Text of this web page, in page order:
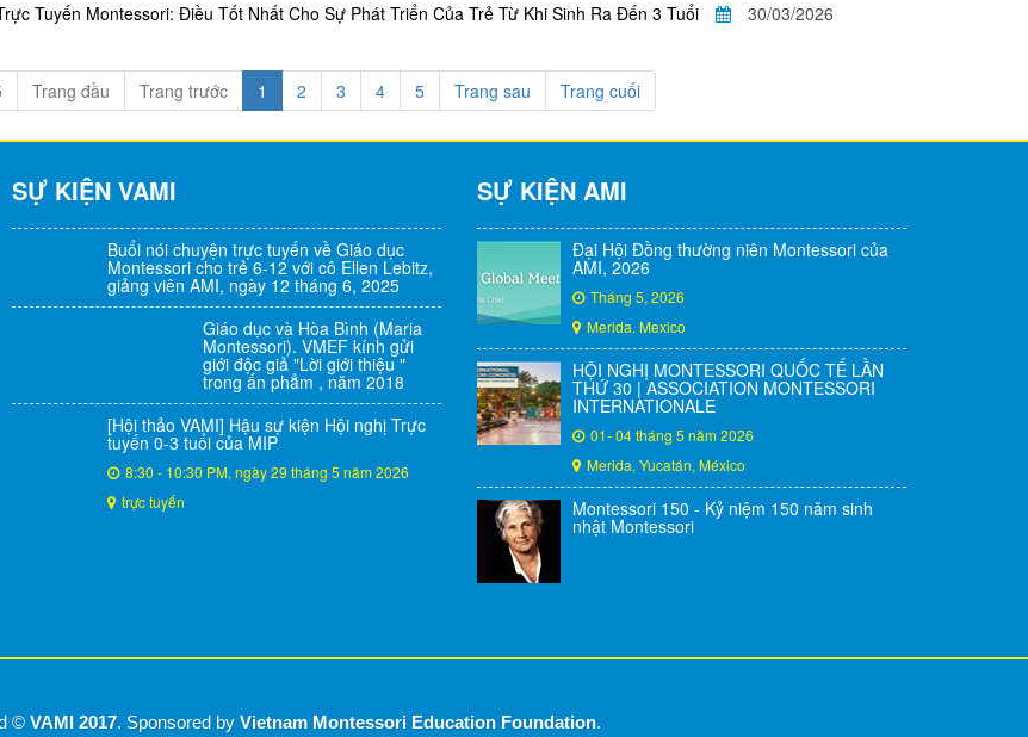
Tuyến Montessori: Điều Tốt Nhất Cho Sự Phát Triển Của Trẻ Từ Khi Sinh Ra Đến 3 Tuổi
30/03/2026
Trang đầu Trang trước 1 2 3 4 5 Trang sau Trang cuối
SỰ KIỆN VAMI
Buổi nói chuyện trực tuyến về Giáo dục
Montessori cho trẻ 6-12 với cô Ellen Lebitz,
giảng viên AMI, ngày 12 tháng 6, 2025
Giáo dục và Hòa Bình (Maria
Montessori). VMEF kính gửi
giới độc giả "Lời giới thiệu "
trong ấn phẳm , năm 2018
[Hội thảo VAMI] Hậu sự kiện Hội nghị Trực
tuyến 0-3 tuổi của MIP
8:30 - 10:30 PM, ngày 29 tháng 5 năm 2026
trực tuyến
SỰ KIỆN AMI
Đại Hội Đồng thường niên Montessori của
AMI, 2026
Tháng 5, 2026
Merida. Mexico
HỘI NGHỊ MONTESSORI QUỐC TẾ LẦN
THỨ 30 | ASSOCIATION MONTESSORI
INTERNATIONALE
01- 04 tháng 5 năm 2026
Merida, Yucatán, México
Montessori 150 - Kỷ niệm 150 năm sinh
nhật Montessori
© VAMI 2017. Sponsored by Vietnam Montessori Education Foundation.